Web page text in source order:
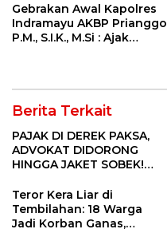
Gebrakan Awal Kapolres
Indramayu AKBP Prianggo
P.M., S.I.K., M.Si : Ajak
Berita Terkait
PAJAK DI DEREK PAKSA,
ADVOKAT DIDORONG
HINGGA JAKET SOBEK!
Ngamuk Kepung Polresta
Pekanbaru!
Teror Kera Liar di
Tembilahan: 18 Warga
Jadi Korban Ganas,